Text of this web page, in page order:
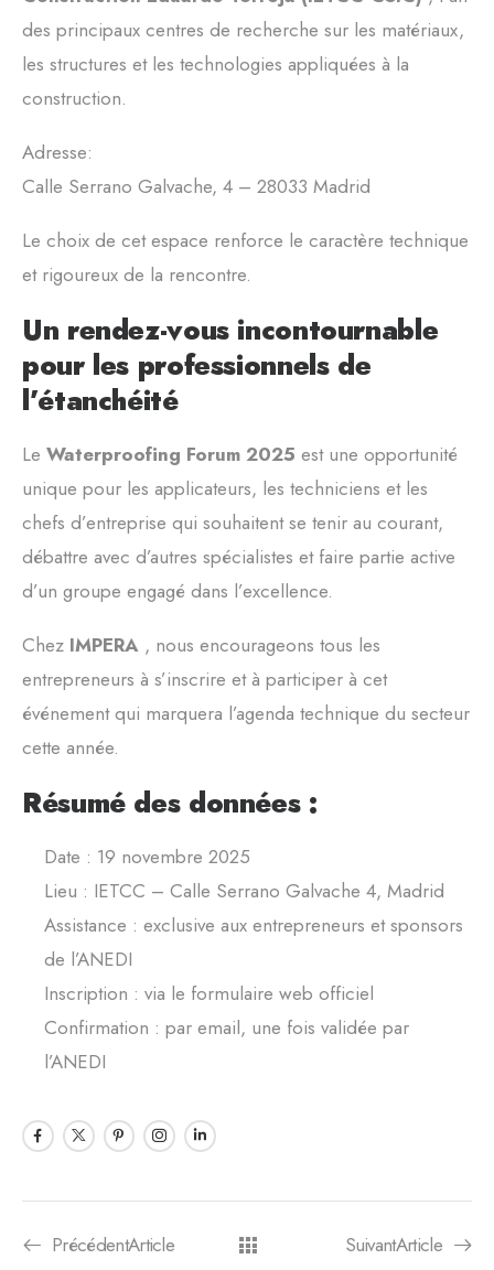
des principaux centres de recherche sur les matériaux,
les structures et les technologies appliquées à la
construction.
Adresse:
Calle Serrano Galvache, 4 – 28033 Madrid
Le choix de cet espace renforce le caractère technique
et rigoureux de la rencontre.
Un rendez-vous incontournable
pour les professionnels de
l’étanchéité
Le Waterproofing Forum 2025 est une opportunité
unique pour les applicateurs, les techniciens et les
chefs d’entreprise qui souhaitent se tenir au courant,
débattre avec d’autres spécialistes et faire partie active
d’un groupe engagé dans l’excellence.
Chez IMPERA , nous encourageons tous les
entrepreneurs à s’inscrire et à participer à cet
événement qui marquera l’agenda technique du secteur
cette année.
Résumé des données :
Date : 19 novembre 2025
Lieu : IETCC – Calle Serrano Galvache 4, Madrid
Assistance : exclusive aux entrepreneurs et sponsors
de l’ANEDI
Inscription : via le formulaire web officiel
Confirmation : par email, une fois validée par
l’ANEDI
PrécédentArticle SuivantArticle